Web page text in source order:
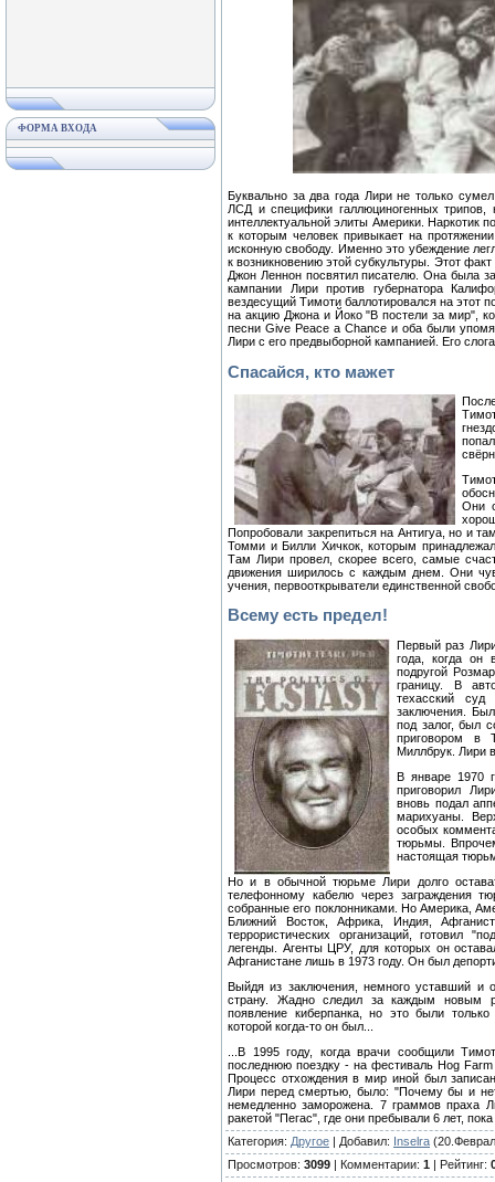
ФОРМА ВХОДА
Буквально за два года Лири не только
ЛСД и специфики галлюциногенных
интеллектуальной элиты Америки. Наркотик
к которым человек привыкает на
исконную свободу. Именно это убеждение
к возникновению этой субкультуры. Этот
Джон Леннон посвятил писателю. Она была
кампании Лири против губернатора
вездесущий Тимоти баллотировался на этот
на акцию Джона и Йоко "В постели за мир",
песни Give Реасе а Chance и оба были
Лири с его предвыборной кампанией. Его
Спасайся, кто мажет
Они
Попробовали закрепиться на Антигуа, но и
Томми и Билли Хичкок, которым
Там Лири провел, скорее всего, самые
движения ширилось с каждым днем. Они
учения, первооткрыватели единственной
Всему есть предел!
Первый раз
года, когда он
подругой
границу. В
техасский суд
заключения.
под залог, был
приговором в
Миллбрук. Лири
В январе 1970
приговорил
вновь подал
марихуаны.
особых
тюрьмы.
настоящая
Но и в обычной тюрьме Лири долго
телефонному кабелю через заграждения
собранные его поклонниками. Но Америка,
Ближний Восток, Африка, Индия,
террористических организаций, готовил
легенды. Агенты ЦРУ, для которых он
Афганистане лишь в 1973 году. Он был
Выйдя из заключения, немного уставший и
страну. Жадно следил за каждым новым
появление киберпанка, но это были
которой когда-то он был...
...В 1995 году, когда врачи сообщили
последнюю поездку - на фестиваль Hog
Процесс отхождения в мир иной был
Лири перед смертью, было: "Почему бы и
немедленно заморожена. 7 граммов праха
ракетой "Пегас", где они пребывали 6 лет,
Категория: Другое | Добавил: Inselra
Просмотров: 3099 | Комментарии: 1 | Рейтинг: